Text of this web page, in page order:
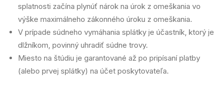
splatnosti začína plynúť nárok na úrok z omeškania vo
výške maximálneho zákonného úroku z omeškania.
V prípade súdneho vymáhania splátky je účastník, ktorý je
dlžníkom, povinný uhradiť súdne trovy.
Miesto na štúdiu je garantované až po pripísaní platby
(alebo prvej splátky) na účet poskytovateľa.